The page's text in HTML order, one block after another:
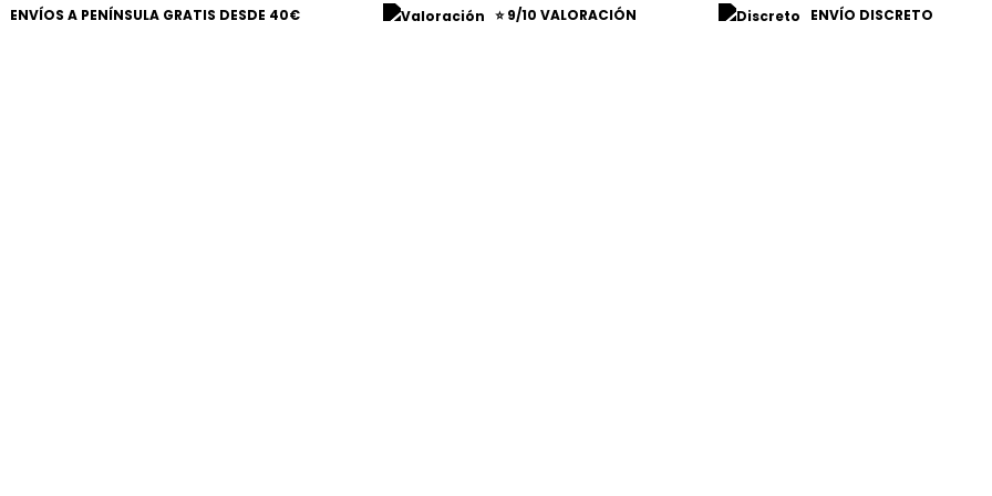
ENVÍOS A PENÍNSULA GRATIS DESDE 40€ ⭐ 9/10 VALORACIÓN ENVÍO DISCRETO